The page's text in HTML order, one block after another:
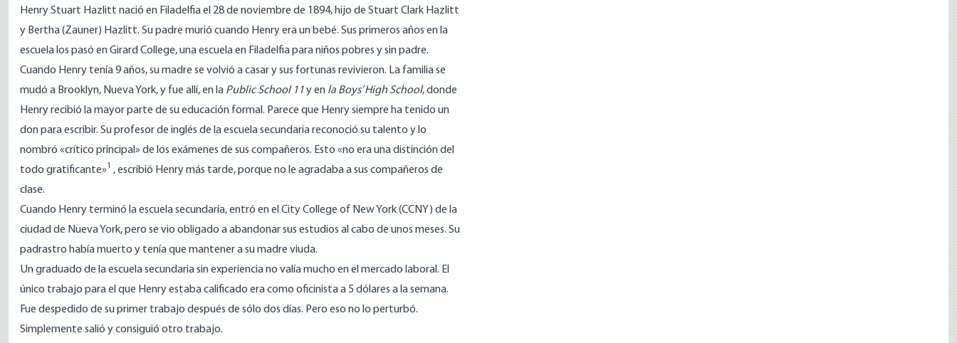
Henry Stuart Hazlitt nació en Filadelfia el 28 de noviembre de 1894, hijo de Stuart Clark Hazlitt
y Bertha (Zauner) Hazlitt. Su padre murió cuando Henry era un bebé. Sus primeros años en la
escuela los pasó en Girard College, una escuela en Filadelfia para niños pobres y sin padre.
Cuando Henry tenía 9 años, su madre se volvió a casar y sus fortunas revivieron. La familia se
mudó a Brooklyn, Nueva York, y fue allí, en la Public School 11y en la Boys’ High School, donde
Henry recibió la mayor parte de su educación formal. Parece que Henry siempre ha tenido un
don para escribir. Su profesor de inglés de la escuela secundaria reconoció su talento y lo
nombró «crítico principal» de los exámenes de sus compañeros. Esto «no era una distinción del
todo gratificante»1 , escribió Henry más tarde, porque no le agradaba a sus compañeros de
clase.
Cuando Henry terminó la escuela secundaria, entró en el City College of New York (CCNY) de la
ciudad de Nueva York, pero se vio obligado a abandonar sus estudios al cabo de unos meses. Su
padrastro había muerto y tenía que mantener a su madre viuda.
Un graduado de la escuela secundaria sin experiencia no valía mucho en el mercado laboral. El
único trabajo para el que Henry estaba calificado era como oficinista a 5 dólares a la semana.
Fue despedido de su primer trabajo después de sólo dos días. Pero eso no lo perturbó.
Simplemente salió y consiguió otro trabajo.